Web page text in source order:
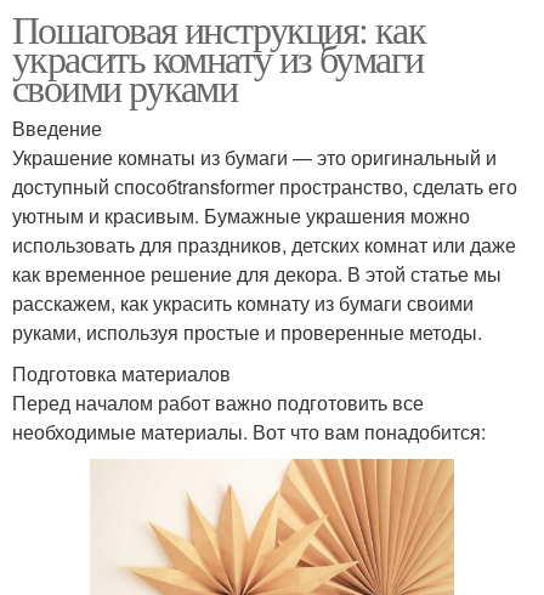
Пошаговая инструкция: как
украсить комнату из бумаги
своими руками
Введение
Украшение комнаты из бумаги — это оригинальный и
доступный способtransformer пространство, сделать его
уютным и красивым. Бумажные украшения можно
использовать для праздников, детских комнат или даже
как временное решение для декора. В этой статье мы
расскажем, как украсить комнату из бумаги своими
руками, используя простые и проверенные методы.
Подготовка материалов
Перед началом работ важно подготовить все
необходимые материалы. Вот что вам понадобится: